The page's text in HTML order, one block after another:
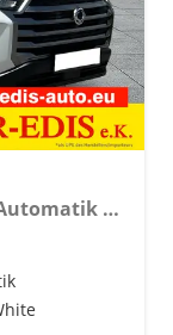
Style RFK+LED+Carplay 2,2 e-Xdi Automatik 4x4